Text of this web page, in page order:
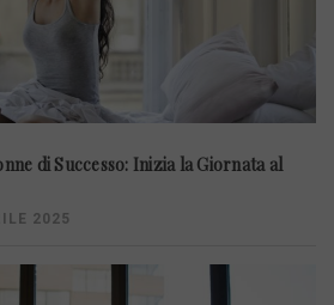
di Successo: Inizia la Giornata al
2025